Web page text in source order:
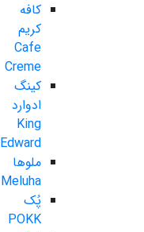
کافه
کریم
Cafe
Creme
کینگ
ادوارد
King
Edward
ملوها
Meluha
پُک
POKK